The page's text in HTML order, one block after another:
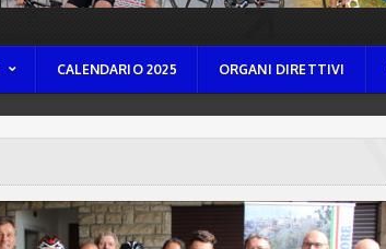
CALENDARIO 2025 ORGANI DIRETTIVI